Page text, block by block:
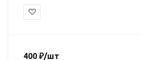
400 ₽/шт